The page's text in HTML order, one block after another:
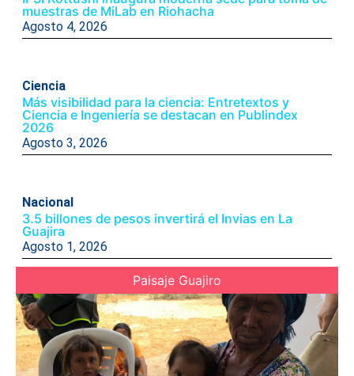
muestras de MiLab en Riohacha
Agosto 4, 2026
Ciencia
Más visibilidad para la ciencia: Entretextos y
Ciencia e Ingeniería se destacan en Publindex
2026
Agosto 3, 2026
Nacional
3.5 billones de pesos invertirá el Invias en La
Guajira
Agosto 1, 2026
Paisaje Guajiro